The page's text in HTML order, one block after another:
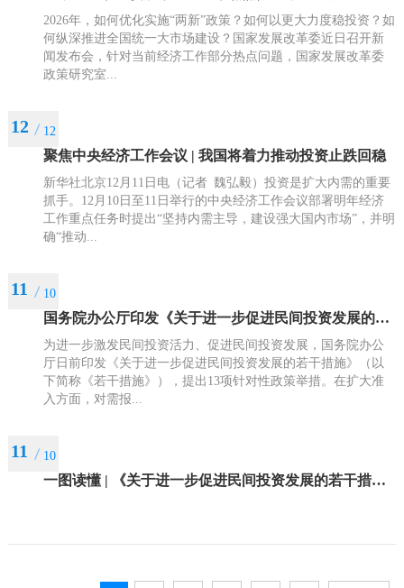
2026年，如何优化实施“两新”政策？如何以更大力度稳投资？如
何纵深推进全国统一大市场建设？国家发展改革委近日召开新
闻发布会，针对当前经济工作部分热点问题，国家发展改革委
政策研究室...
12 12
聚焦中央经济工作会议 | 我国将着力推动投资止跌回稳
新华社北京12月11日电（记者 魏弘毅）投资是扩大内需的重要
抓手。12月10日至11日举行的中央经济工作会议部署明年经济
工作重点任务时提出“坚持内需主导，建设强大国内市场”，并明
确“推动...
11 10
国务院办公厅印发《关于进一步促进民间投资发展的若干措施》
为进一步激发民间投资活力、促进民间投资发展，国务院办公
厅日前印发《关于进一步促进民间投资发展的若干措施》（以
下简称《若干措施》），提出13项针对性政策举措。在扩大准
入方面，对需报...
11 10
一图读懂 | 《关于进一步促进民间投资发展的若干措施》